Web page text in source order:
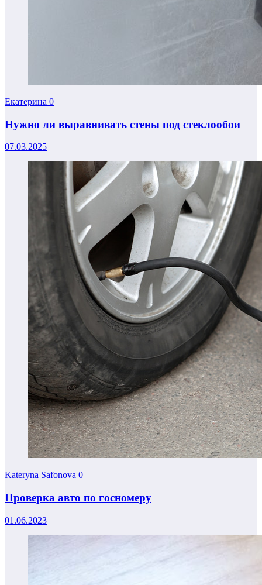
Екатерина 0
Нужно ли выравнивать стены под стеклообои
07.03.2025
Kateryna Safonova 0
Проверка авто по госномеру
01.06.2023